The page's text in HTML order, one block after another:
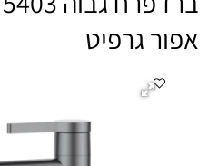
אפור גרפיט